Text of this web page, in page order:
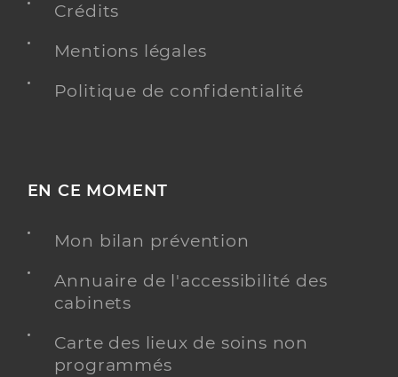
Crédits
Mentions légales
Politique de confidentialité
EN CE MOMENT
Mon bilan prévention
Annuaire de l'accessibilité des
cabinets
Carte des lieux de soins non
programmés